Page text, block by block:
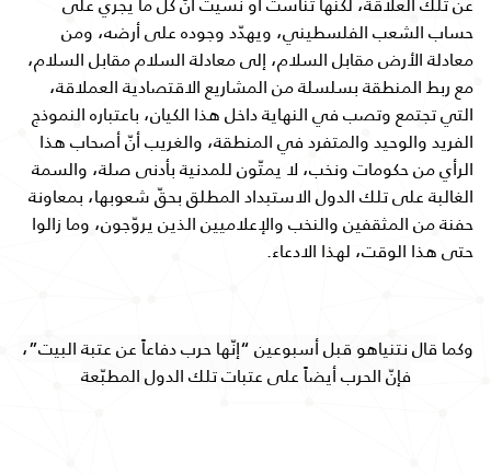
حساب الشعب الفلسطيني، ويهدّد وجوده على أرضه، ومن
معادلة الأرض مقابل السلام، إلى معادلة السلام مقابل السلام،
مع ربط المنطقة بسلسلة من المشاريع الاقتصادية العملاقة،
التي تجتمع وتصب في النهاية داخل هذا الكيان، باعتباره النموذج
الفريد والوحيد والمتفرد في المنطقة، والغريب أنّ أصحاب هذا
الرأي من حكومات ونخب، لا يمتّون للمدنية بأدنى صلة، والسمة
الغالبة على تلك الدول الاستبداد المطلق بحقّ شعوبها، بمعاونة
حفنة من المثقفين والنخب والإعلاميين الذين يروّجون، وما زالوا
حتى هذا الوقت، لهذا الادعاء.
وكما
فإنّ الحرب أيضاً على عتبات تلك الدول المطبّعة